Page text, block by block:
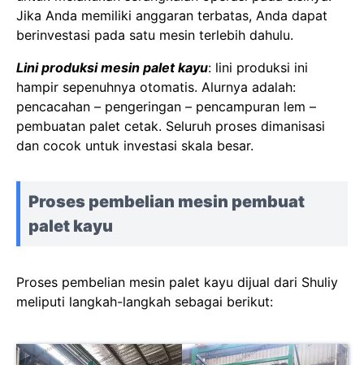
Jika Anda memiliki anggaran terbatas, Anda dapat
berinvestasi pada satu mesin terlebih dahulu.
Lini produksi mesin palet kayu: lini produksi ini
hampir sepenuhnya otomatis. Alurnya adalah:
pencacahan – pengeringan – pencampuran lem –
pembuatan palet cetak. Seluruh proses dimanisasi
dan cocok untuk investasi skala besar.
Proses pembelian mesin pembuat
palet kayu
Proses pembelian mesin palet kayu dijual dari Shuliy
meliputi langkah-langkah sebagai berikut: